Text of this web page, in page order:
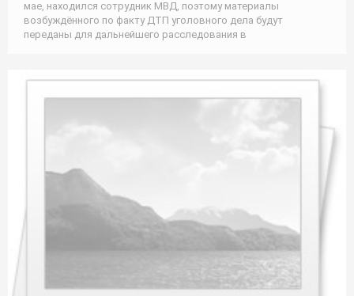
мае, находился сотрудник МВД, поэтому материалы
возбуждённого по факту ДТП уголовного дела будут
переданы для дальнейшего расследования в